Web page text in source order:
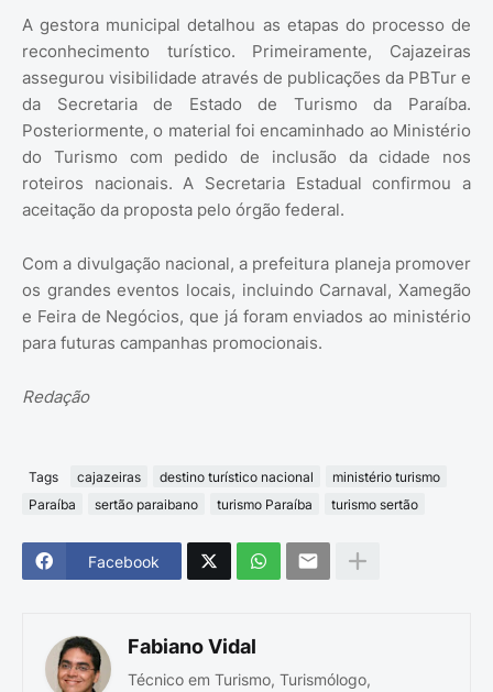
A gestora municipal detalhou as etapas do processo de
reconhecimento turístico. Primeiramente, Cajazeiras
assegurou visibilidade através de publicações da PBTur e
da Secretaria de Estado de Turismo da Paraíba.
Posteriormente, o material foi encaminhado ao Ministério
do Turismo com pedido de inclusão da cidade nos
roteiros nacionais. A Secretaria Estadual confirmou a
aceitação da proposta pelo órgão federal.
Com a divulgação nacional, a prefeitura planeja promover
os grandes eventos locais, incluindo Carnaval, Xamegão
e Feira de Negócios, que já foram enviados ao ministério
para futuras campanhas promocionais.
Redação
Tags cajazeiras destino turístico nacional
ministério turismo
Paraíba
sertão paraibano turismo Paraíba turismo sertão
Facebook
Fabiano Vidal
Técnico em Turismo, Turismólogo,